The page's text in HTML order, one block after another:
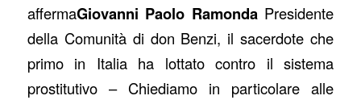
affermaGiovanni Paolo Ramonda Presidente
della Comunità di don Benzi, il sacerdote che
primo in Italia ha lottato contro il sistema
prostitutivo – Chiediamo in particolare alle